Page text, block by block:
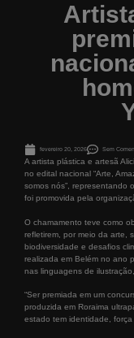
fevereiro 20, 2026 Sem
A artista plástica e artesã
no edital nacional “Arte,
somos nós”, representando
foi promovida pela
O chamamento teve como
refletirem, por meio da arte,
biodiversidade e desafios
realizada em Belém no ano
nas linguagens de
“Ser premiada em um
produzida em Roraima
estado tem identidade, força